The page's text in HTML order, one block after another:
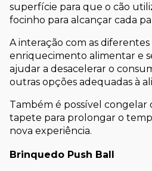
superfície para que o cão
focinho para alcançar cada
A interação com as
enriquecimento alimentar e
ajudar a desacelerar o
outras opções adequadas à
Também é possível congelar
tapete para prolongar o
nova experiência.
Brinquedo Push Ball